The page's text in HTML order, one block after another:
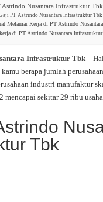
Astrindo Nusantara Infrastruktur Tbk
PT Astrindo Nusantara Infrastruktur Tbk
Melamar Kerja di PT Astrindo
di PT Astrindo Nusantara
Infrastruktur Tbk –
berapa jumlah
industri manufaktur
mencapai sekitar 29 ribu
Tbk